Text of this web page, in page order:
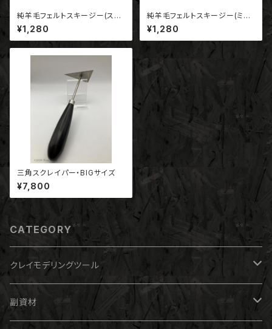
純羊毛フェルトスキージー(スト
レート標準タイプ・ST-10）180
*90*10
¥1,280
純羊毛フェルトスキージー(ミッ
クスタイプ・MX-10）180*90*1
0
¥1,280
三角スクレイパー・BIGサイズ
¥7,800
CATEGORY
クレイモデリングツール
フィニッシャー
副資材